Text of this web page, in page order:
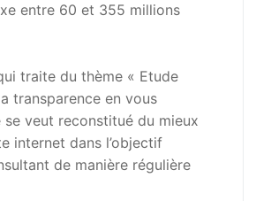
entre 60 et 355 millions
traite du thème « Etude
transparence en vous
veut reconstitué du mieux
internet dans l’objectif
de manière régulière